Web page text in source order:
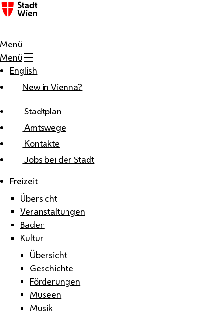
Zum Inhalt
Menü
Menü
English
New in Vienna?
Stadtplan
Amtswege
Kontakte
Jobs bei der Stadt
Freizeit
Übersicht
Veranstaltungen
Baden
Kultur
Übersicht
Geschichte
Förderungen
Museen
Musik